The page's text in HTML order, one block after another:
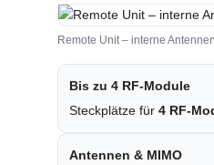
Remote Unit – interne Antennen
Bis zu 4 RF-Module
Steckplätze für 4 RF-
Antennen & MIMO